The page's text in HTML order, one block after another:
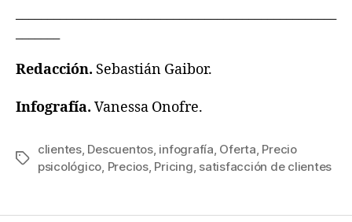
Redacción. Sebastián Gaibor.
Infografía. Vanessa Onofre.
clientes, Descuentos, infografía Oferta Precio
psicológico Precios, Pricing satisfacción de clientes